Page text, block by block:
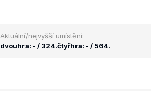
Aktuální/nejvyšší umístění:
dvouhra: - / 324.čtyřhra: - / 564.